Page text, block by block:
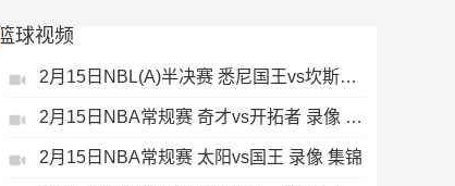
篮球视频
2月15日NBL(A)半决赛 悉尼国王vs坎斯大班 录像 集锦
2月15日NBA常规赛 奇才vs开拓者 录像 集锦
2月15日NBA常规赛 太阳vs国王 录像 集锦